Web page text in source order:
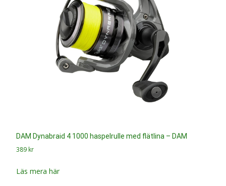
DAM Dynabraid 4 1000 haspelrulle med flätlina – DAM
389 kr
Läs mera här